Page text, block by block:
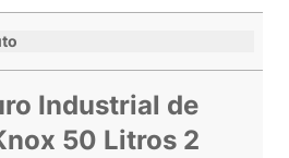
Industrial de
50 Litros 2